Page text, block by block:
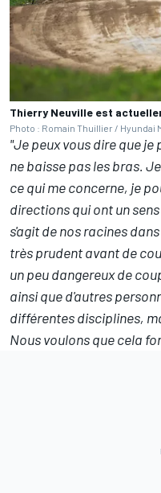
Thierry Neuville est
Photo : Romain Thuillier / Hyundai
"Je peux vous dire que
ne baisse pas les bras.
ce qui me concerne, je
directions qui ont un
s'agit de nos racines
très prudent avant de
un peu dangereux de
ainsi que d'autres
différentes disciplines,
Nous voulons que cela